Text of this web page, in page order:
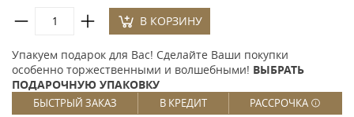
В КОРЗИНУ
Упакуем подарок для Вас! Сделайте Ваши покупки
особенно торжественными и волшебными! ВЫБРАТЬ
ПОДАРОЧНУЮ УПАКОВКУ
БЫСТРЫЙ ЗАКАЗ В КРЕДИТ РАССРОЧКА